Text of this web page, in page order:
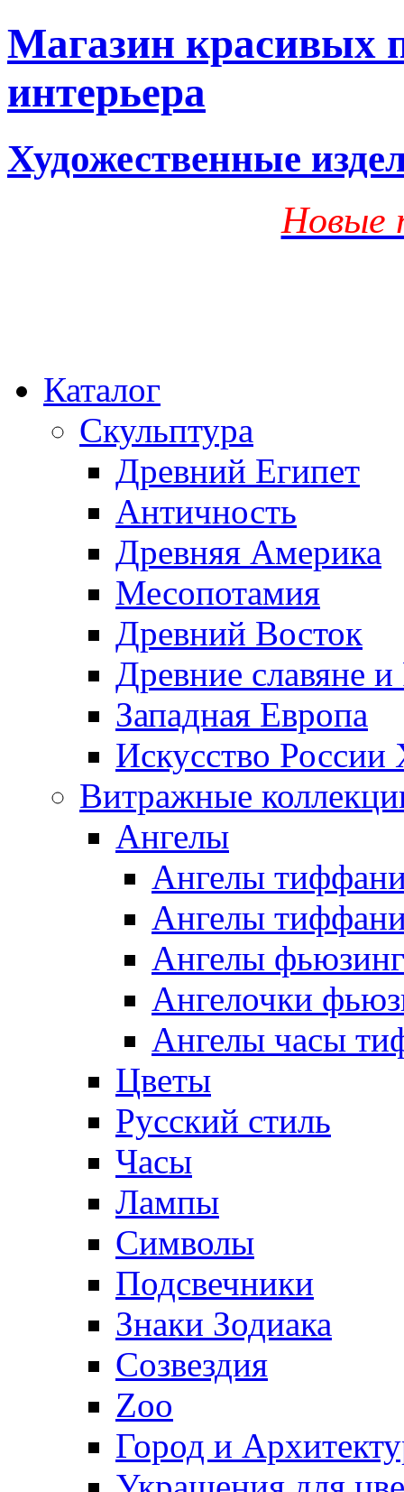
Магазин красивых
интерьера
Художественные
Новые
Каталог
Скульптура
Древний Египет
Античность
Древняя Америка
Месопотамия
Древний Восток
Древние славяне и
Западная Европа
Искусство
Витражные
Ангелы
Ангелы
Ангелы
Ангелы фьюзинг
Ангелочки
Ангелы часы
Цветы
Русский стиль
Часы
Лампы
Символы
Подсвечники
Знаки Зодиака
Созвездия
Zoo
Город и